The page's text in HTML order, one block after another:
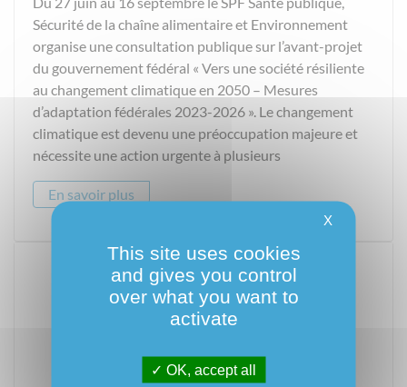
Sécurité de la chaîne alimentaire et Environnement
organise une consultation publique sur l’avant-projet
du gouvernement fédéral « Vers une société résiliente
au changement climatique en 2050 – Mesures
d’adaptation fédérales 2023-2026 ». Le changement
climatique est devenu une préoccupation majeure et
nécessite une action urgente à plusieurs
En savoir plus
X
This site uses cookies
and gives you control
over what you want to
activate
OK, accept all